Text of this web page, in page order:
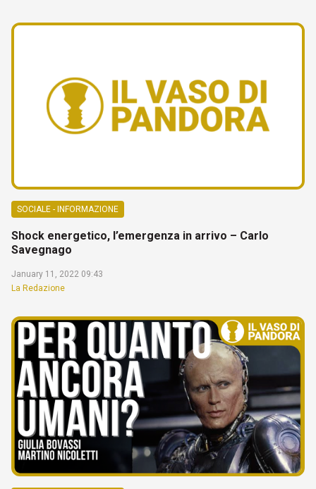
SOCIALE - INFORMAZIONE
Shock energetico, l’emergenza in arrivo – Carlo
Savegnago
January 11, 2022 09:43
La Redazione